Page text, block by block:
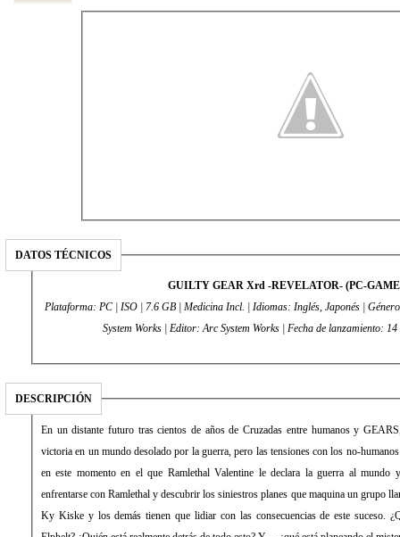
DATOS TÉCNICOS
GUILTY GEAR Xrd -REVELATOR- (PC-
Plataforma: PC | ISO | 7.6 GB | Medicina Incl. | Idiomas: Inglés, Japonés |
System Works | Editor: Arc System Works | Fecha de
DESCRIPCIÓN
En un distante futuro tras cientos de años de Cruzadas entre humanos y
victoria en un mundo desolado por la guerra, pero las tensiones con los no-
en este momento en el que Ramlethal Valentine le declara la guerra al mundo
enfrentarse con Ramlethal y descubrir los siniestros planes que maquina un grupo
Ky Kiske y los demás tienen que lidiar con las consecuencias de este suceso.